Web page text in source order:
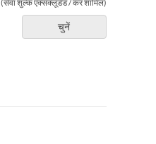
(सेवा शुल्क एक्सक्लूडेड / कर शामिल)
चुनें